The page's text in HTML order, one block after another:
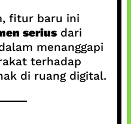
fitur baru ini
seriusdari
menanggapi
terhadap
di ruang digital.